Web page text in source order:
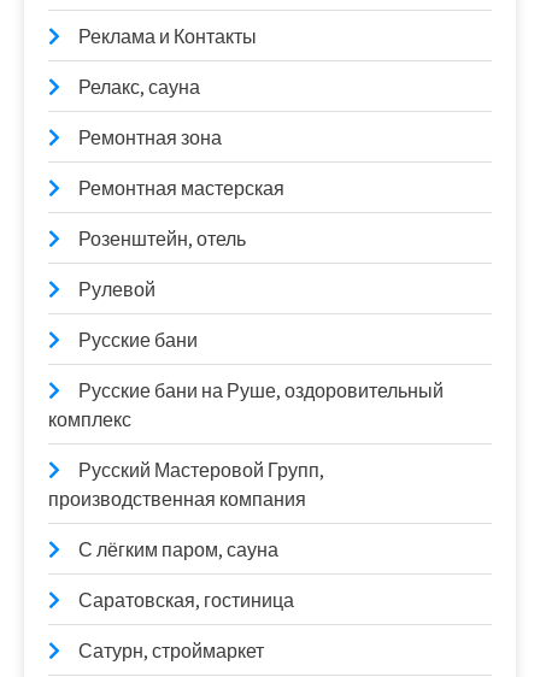
Реклама и Контакты
Релакс, сауна
Ремонтная зона
Ремонтная мастерская
Розенштейн, отель
Рулевой
Русские бани
Русские бани на Руше, оздоровительный
комплекс
Русский Мастеровой Групп,
производственная компания
С лёгким паром, сауна
Саратовская, гостиница
Сатурн, строймаркет